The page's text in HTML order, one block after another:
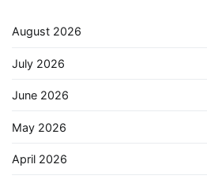
August 2026
July 2026
June 2026
May 2026
April 2026